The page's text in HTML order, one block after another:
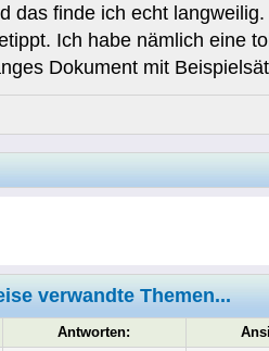
das finde ich echt
Ich habe nämlich eine
Dokument mit
verwandte Themen...
Antworten: